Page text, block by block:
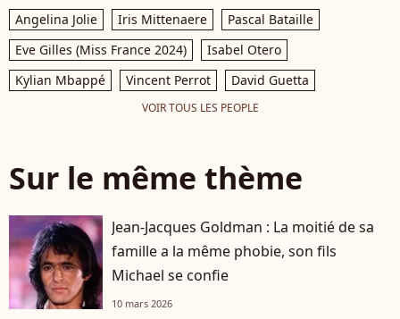
Angelina Jolie Iris Mittenaere
Pascal Bataille
Eve Gilles (Miss France 2024)
Isabel Otero
Kylian Mbappé
Vincent Perrot David Guetta
VOIR TOUS LES PEOPLE
Sur le même thème
Jean-Jacques Goldman : La moitié de sa
famille a la même phobie, son fils
Michael se confie
10 mars 2026